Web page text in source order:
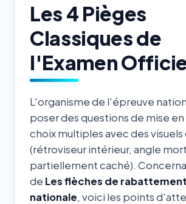
Les 4 Pièges
Classiques de
l'Examen
L'organisme de l'épreuve
poser des questions de mise en
choix multiples avec des
(rétroviseur intérieur, angle
partiellement caché).
de Les flèches de
nationale, voici les points